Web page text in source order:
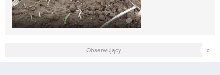
0
Obserwujący 0